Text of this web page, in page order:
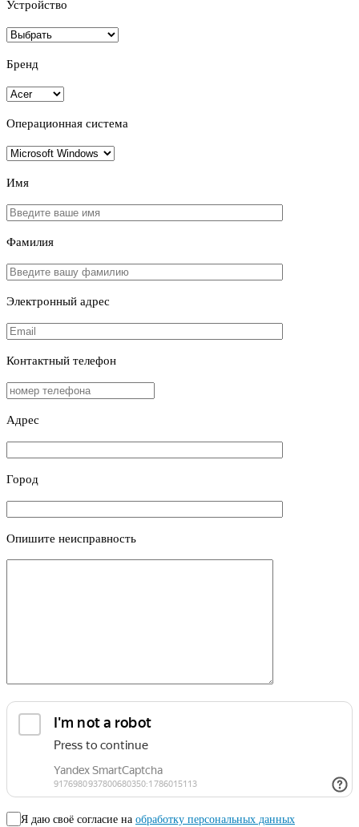
Устройство
Бренд
Операционная система
Имя
Фамилия
Электронный адрес
Контактный телефон
Адрес
Город
Опишите неисправность
Я даю своё согласие на обработку персональных данных